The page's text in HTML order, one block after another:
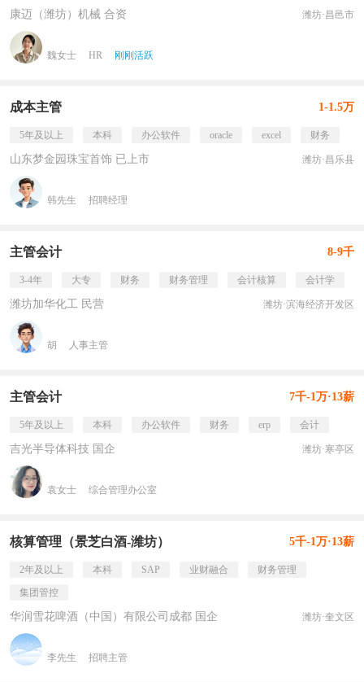
康迈（潍坊）机械 合资 潍坊·昌邑市
魏女士 HR 刚刚活跃
成本主管 1-1.5万
5年及以上 本科 办公软件 oracle excel 财务
山东梦金园珠宝首饰 已上市 潍坊·昌乐县
韩先生 招聘经理
主管会计 8-9千
3-4年 大专 财务 财务管理 会计核算 会计学
潍坊加华化工 民营 潍坊·滨海经济开发区
胡 人事主管
主管会计 7千-1万·13薪
5年及以上 本科 办公软件 财务 erp 会计
吉光半导体科技 国企 潍坊·寒亭区
袁女士 综合管理办公室
核算管理（景芝白酒-潍坊） 5千-1万·13薪
2年及以上 本科 SAP 业财融合
财务管理
集团管控
华润雪花啤酒（中国）有限公司成都 国企 潍坊·奎文区
李先生 招聘主管